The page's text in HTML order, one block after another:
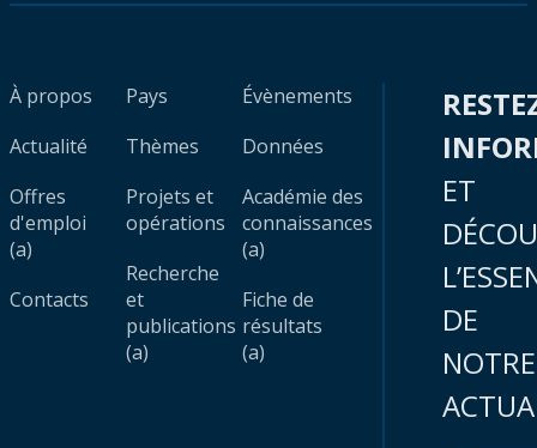
À propos
Actualité
Offres
d'emploi
(a)
Contacts
Pays
Thèmes
Projets et
opérations
Recherche
et
publications
(a)
Évènements
Données
Académie des
connaissances
(a)
Fiche de
résultats
(a)
ET
DE
NOTRE